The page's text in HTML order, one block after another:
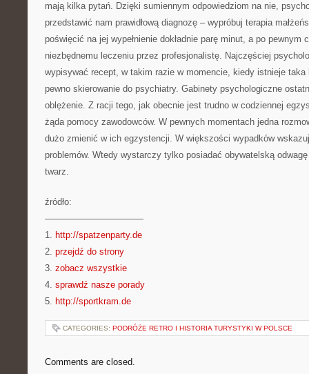
mają kilka pytań. Dzięki sumiennym odpowiedziom na nie,
przedstawić nam prawidłową diagnozę – wypróbuj terapia
poświęcić na jej wypełnienie dokładnie parę minut, a po pewnym
niezbędnemu leczeniu przez profesjonalistę. Najczęściej
wypisywać recept, w takim razie w momencie, kiedy istnieje
pewno skierowanie do psychiatry. Gabinety psychologiczne
oblężenie. Z racji tego, jak obecnie jest trudno w codziennej
żąda pomocy zawodowców. W pewnych momentach jedna
dużo zmienić w ich egzystencji. W większości wypadków
problemów. Wtedy wystarczy tylko posiadać obywatelską
twarz.
źródło:
———————————
1. http://spatzenparty.de
2. przejdź do strony
3. zobacz wszystkie
4. sprawdź nasze porady
5. http://sportkram.de
CATEGORIES: PODRÓŻE RETRO I HISTORIA TURYSTYKI W POLSCE
Comments are closed.